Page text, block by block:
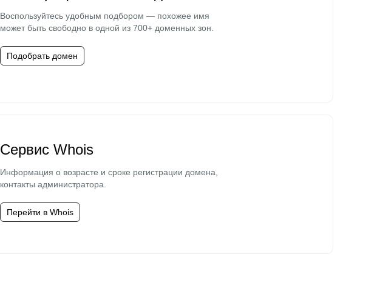
Воспользуйтесь удобным подбором — похожее имя
может быть свободно в одной из 700+ доменных зон.
Подобрать домен
Сервис Whois
Информация о возрасте и сроке регистрации домена,
контакты администратора.
Перейти в Whois